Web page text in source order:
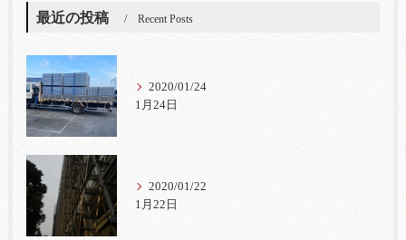
最近の投稿 Recent Posts
2020/01/24
1月24日
2020/01/22
1月22日